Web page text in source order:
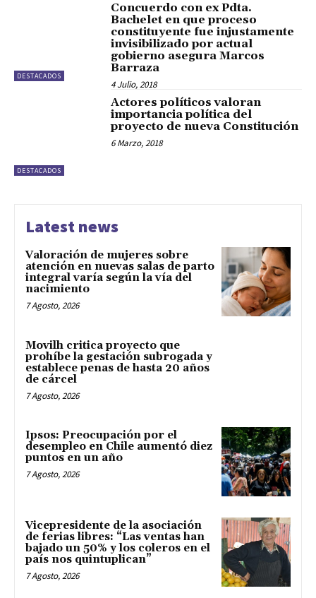
DESTACADOS
Concuerdo con ex Pdta.
Bachelet en que proceso
constituyente fue injustamente
invisibilizado por actual
gobierno asegura Marcos
Barraza
4 Julio, 2018
DESTACADOS
Actores políticos valoran
importancia política del
proyecto de nueva Constitución
6 Marzo, 2018
Latest news
Valoración de mujeres sobre
atención en nuevas salas de parto
integral varía según la vía del
nacimiento
7 Agosto, 2026
Movilh critica proyecto que
prohíbe la gestación subrogada y
establece penas de hasta 20 años
de cárcel
7 Agosto, 2026
Ipsos: Preocupación por el
desempleo en Chile aumentó diez
puntos en un año
7 Agosto, 2026
Vicepresidente de la asociación
de ferias libres: “Las ventas han
bajado un 50% y los coleros en el
país nos quintuplican”
7 Agosto, 2026